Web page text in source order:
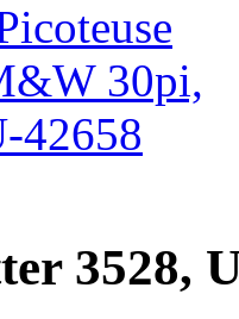
3528,